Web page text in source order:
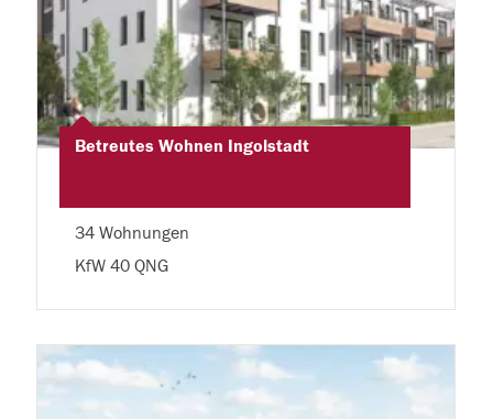
Betreutes Wohnen Ingolstadt
34 Wohnungen
KfW 40 QNG